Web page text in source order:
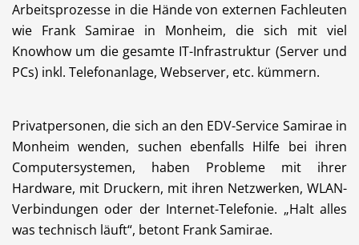
Arbeitsprozesse in die Hände von externen Fachleuten
wie Frank Samirae in Monheim, die sich mit viel
Knowhow um die gesamte IT-Infrastruktur (Server und
PCs) inkl. Telefonanlage, Webserver, etc. kümmern.
Privatpersonen, die sich an den EDV-Service Samirae in
Monheim wenden, suchen ebenfalls Hilfe bei ihren
Computersystemen, haben Probleme mit ihrer
Hardware, mit Druckern, mit ihren Netzwerken, WLAN-
Verbindungen oder der Internet-Telefonie. „Halt alles
was technisch läuft“, betont Frank Samirae.